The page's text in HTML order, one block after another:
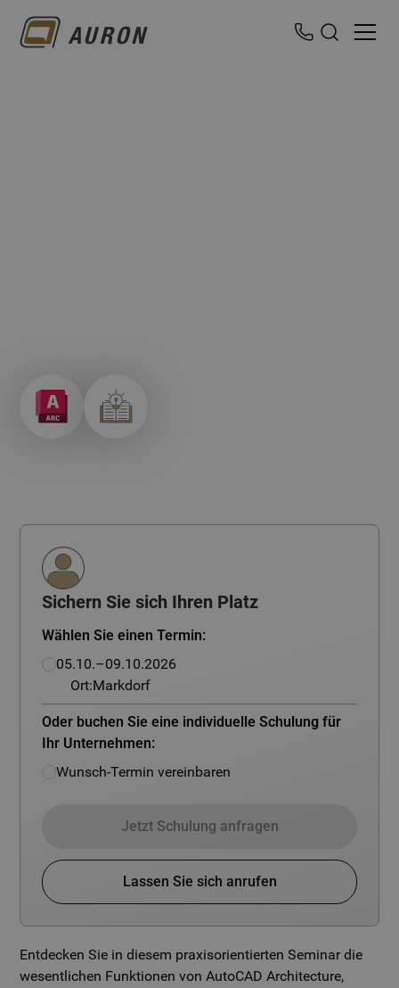
Sichern Sie sich Ihren Platz
Wählen Sie einen Termin:
05.10.–09.10.2026
Ort:Markdorf
Oder buchen Sie eine individuelle Schulung für
Ihr Unternehmen:
Wunsch-Termin vereinbaren
Jetzt Schulung anfragen
Lassen Sie sich anrufen
Entdecken Sie in diesem praxisorientierten Seminar die
wesentlichen Funktionen von AutoCAD Architecture,